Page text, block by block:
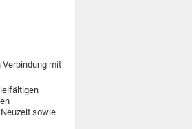
Verbindung mit
sowie